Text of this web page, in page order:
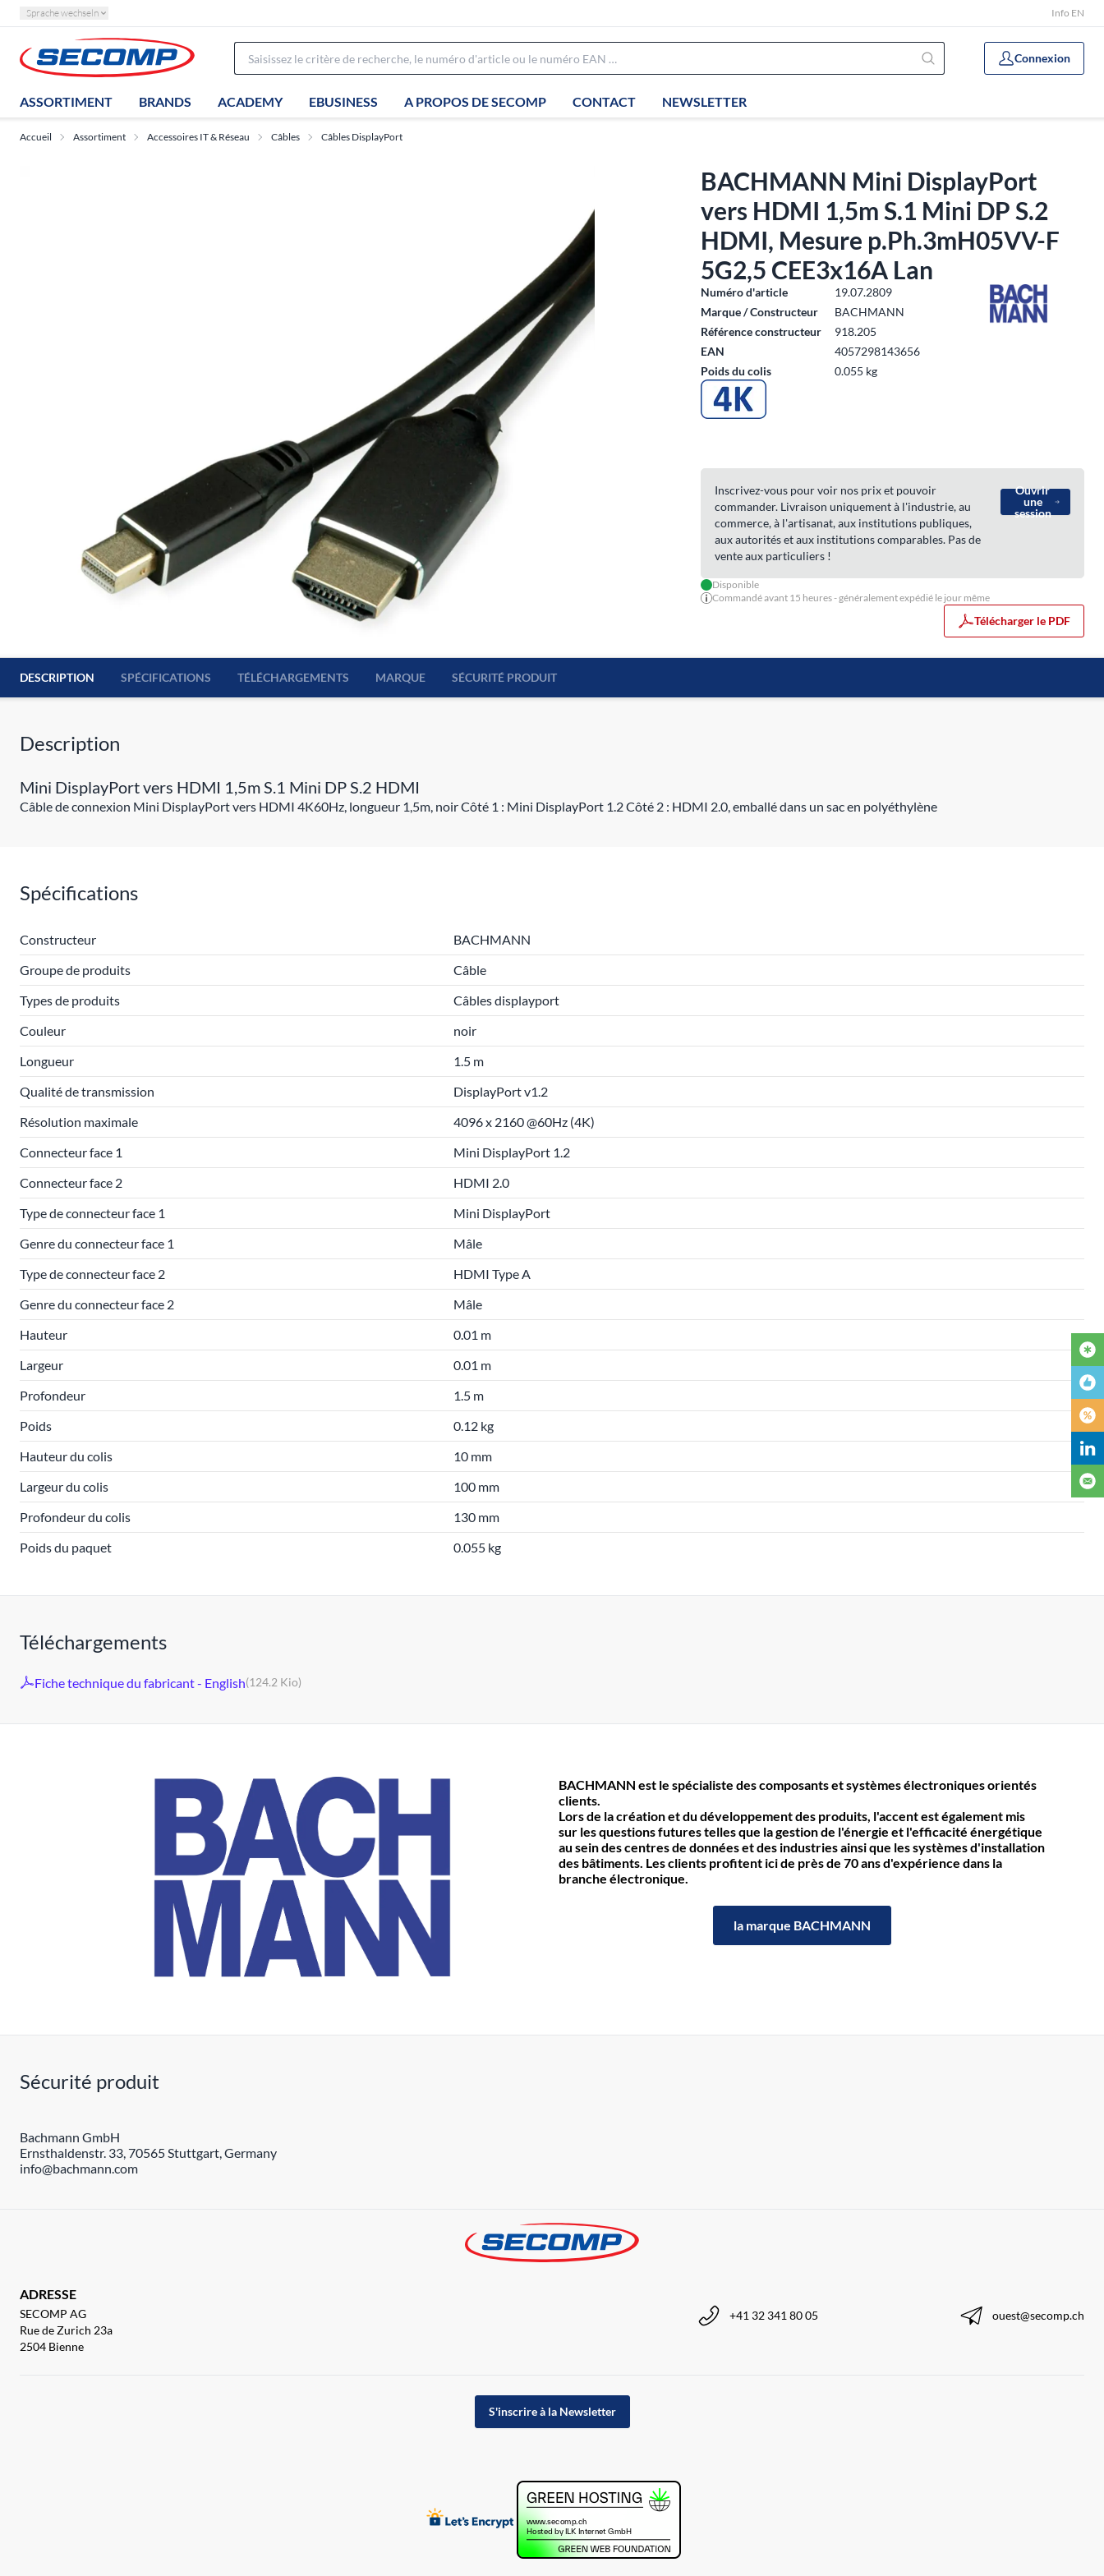
Sprache wechseln Info EN
Connexion
ASSORTIMENT BRANDS ACADEMY EBUSINESS A PROPOS DE SECOMP CONTACT NEWSLETTER
Accueil Assortiment Accessoires IT & Réseau Câbles Câbles DisplayPort
BACHMANN Mini DisplayPort
vers HDMI 1,5m S.1 Mini DP S.2
HDMI, Mesure p.Ph.3mH05VV-F
5G2,5 CEE3x16A Lan
Numéro d'article
19.07.2809
Marque / Constructeur
BACHMANN
Référence constructeur
918.205
EAN
4057298143656
Poids du colis
0.055 kg
Inscrivez-vous pour voir nos prix et pouvoir
commander. Livraison uniquement à l'industrie, au
commerce, à l'artisanat, aux institutions publiques,
aux autorités et aux institutions comparables. Pas de
vente aux particuliers !
Ouvrir
une
session
Disponible
Commandé avant 15 heures - généralement expédié le jour même
Télécharger le PDF
DESCRIPTION SPÉCIFICATIONS TÉLÉCHARGEMENTS MARQUE SÉCURITÉ PRODUIT
Description
Mini DisplayPort vers HDMI 1,5m S.1 Mini DP S.2 HDMI
Câble de connexion Mini DisplayPort vers HDMI 4K60Hz, longueur 1,5m, noir Côté 1 : Mini DisplayPort 1.2 Côté 2 : HDMI 2.0, emballé dans un sac en polyéthylène
Spécifications
Constructeur
BACHMANN
Groupe de produits
Câble
Types de produits
Câbles displayport
Couleur
noir
Longueur
1.5 m
Qualité de transmission
DisplayPort v1.2
Résolution maximale
4096 x 2160 @60Hz (4K)
Connecteur face 1
Mini DisplayPort 1.2
Connecteur face 2
HDMI 2.0
Type de connecteur face 1
Mini DisplayPort
Genre du connecteur face 1
Mâle
Type de connecteur face 2
HDMI Type A
Genre du connecteur face 2
Mâle
Hauteur
0.01 m
Largeur
0.01 m
Profondeur
1.5 m
Poids
0.12 kg
Hauteur du colis
10 mm
Largeur du colis
100 mm
Profondeur du colis
130 mm
Poids du paquet
0.055 kg
Téléchargements
Fiche technique du fabricant - English(124.2 Kio)
BACHMANN est le spécialiste des composants et systèmes électroniques orientés
clients.
Lors de la création et du développement des produits, l'accent est également mis
sur les questions futures telles que la gestion de l'énergie et l'efficacité énergétique
au sein des centres de données et des industries ainsi que les systèmes d'installation
des bâtiments. Les clients profitent ici de près de 70 ans d'expérience dans la
branche électronique.
la marque BACHMANN
Sécurité produit
Bachmann GmbH
Ernsthaldenstr. 33, 70565 Stuttgart, Germany
info@bachmann.com
ADRESSE
SECOMP AG
Rue de Zurich 23a
2504 Bienne
+41 32 341 80 05 ouest@secomp.ch
S'inscrire à la Newsletter